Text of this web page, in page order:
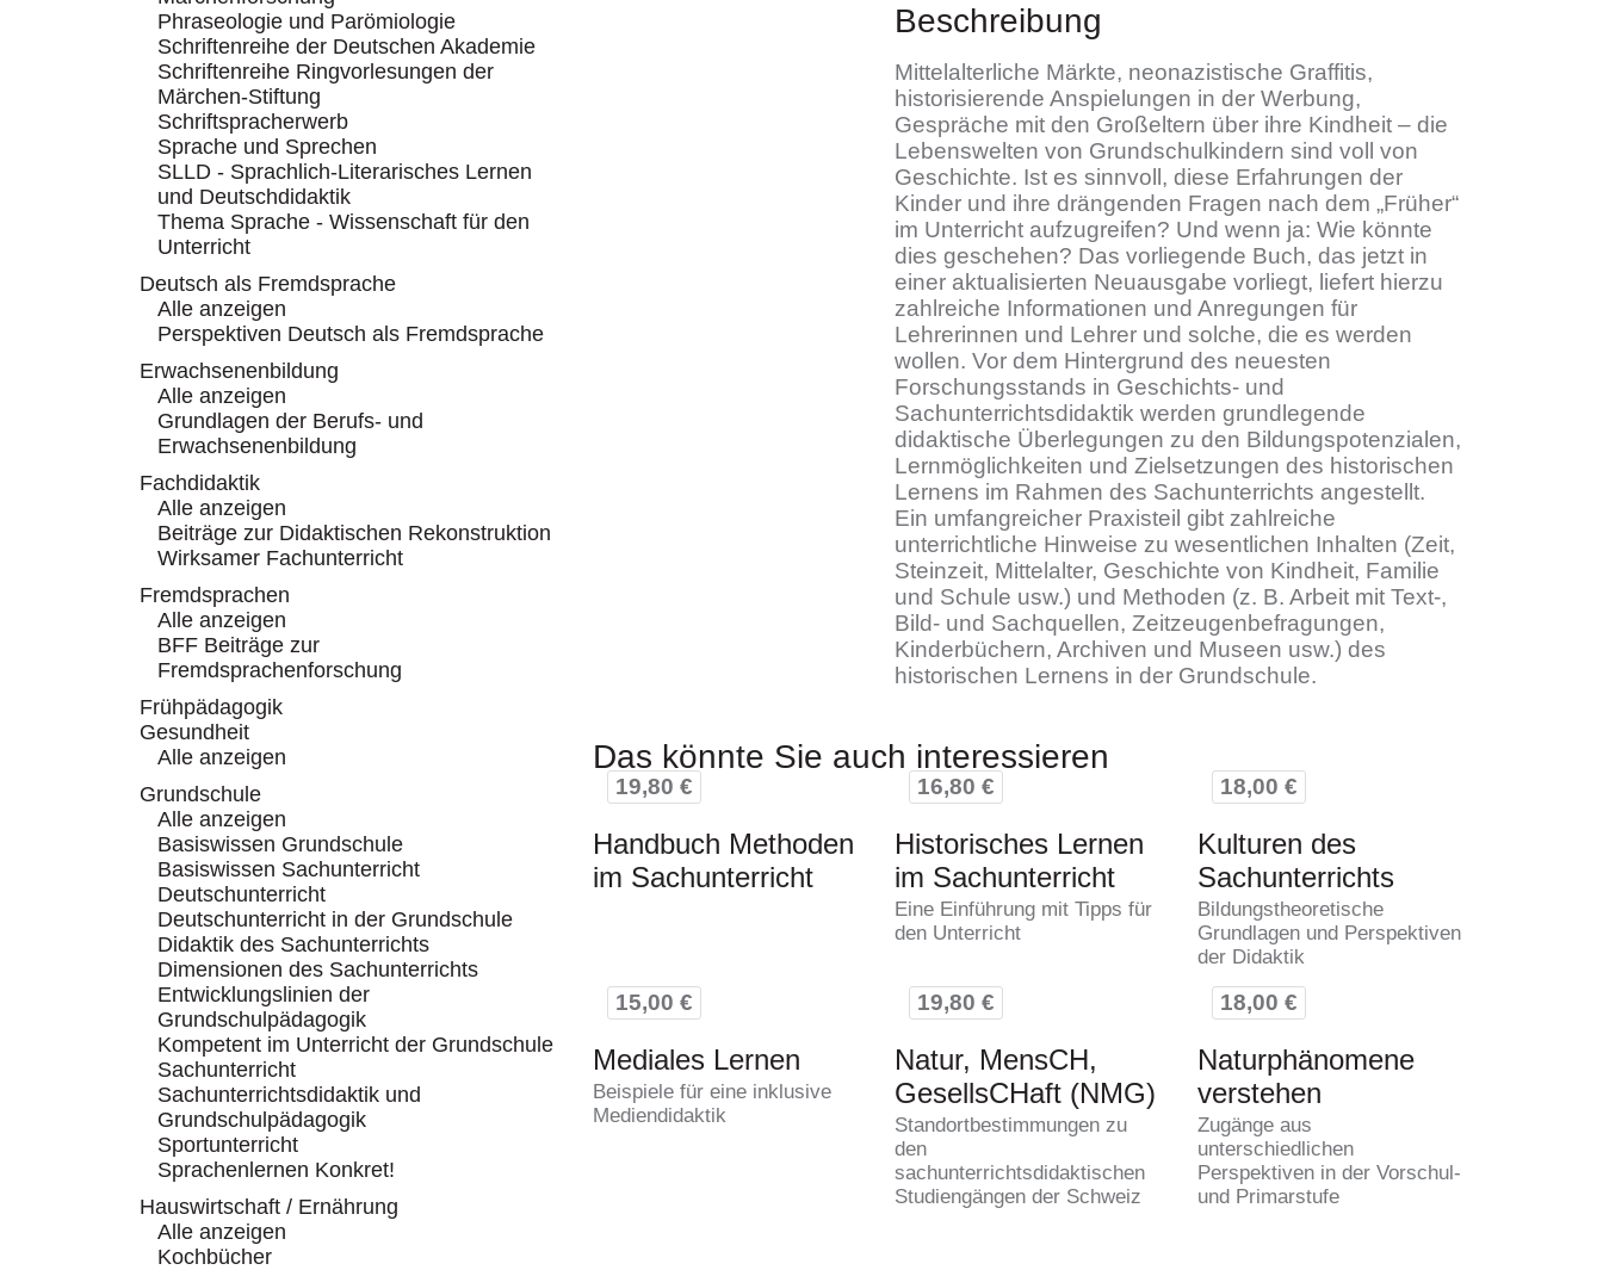
Beschreibung
Mittelalterliche Märkte, neonazistische Graffitis,
historisierende Anspielungen in der Werbung,
Gespräche mit den Großeltern über ihre Kindheit – die
Lebenswelten von Grundschulkindern sind voll von
Geschichte. Ist es sinnvoll, diese Erfahrungen der
Kinder und ihre drängenden Fragen nach dem „Früher“
im Unterricht aufzugreifen? Und wenn ja: Wie könnte
dies geschehen? Das vorliegende Buch, das jetzt in
einer aktualisierten Neuausgabe vorliegt, liefert hierzu
zahlreiche Informationen und Anregungen für
Lehrerinnen und Lehrer und solche, die es werden
wollen. Vor dem Hintergrund des neuesten
Forschungsstands in Geschichts- und
Sachunterrichtsdidaktik werden grundlegende
didaktische Überlegungen zu den Bildungspotenzialen,
Lernmöglichkeiten und Zielsetzungen des historischen
Lernens im Rahmen des Sachunterrichts angestellt.
Ein umfangreicher Praxisteil gibt zahlreiche
unterrichtliche Hinweise zu wesentlichen Inhalten (Zeit,
Steinzeit, Mittelalter, Geschichte von Kindheit, Familie
und Schule usw.) und Methoden (z. B. Arbeit mit Text-,
Bild- und Sachquellen, Zeitzeugenbefragungen,
Kinderbüchern, Archiven und Museen usw.) des
historischen Lernens in der Grundschule.
Das könnte Sie auch interessieren
19,80 €
Handbuch Methoden
im Sachunterricht
16,80 €
Historisches Lernen
im Sachunterricht
Eine Einführung mit Tipps für
den Unterricht
18,00 €
Kulturen des
Sachunterrichts
Bildungstheoretische
Grundlagen und Perspektiven
der Didaktik
15,00 €
Mediales Lernen
Beispiele für eine inklusive
Mediendidaktik
19,80 €
Natur, MensCH,
GesellsCHaft (NMG)
Standortbestimmungen zu
den
sachunterrichtsdidaktischen
Studiengängen der Schweiz
18,00 €
Naturphänomene
verstehen
Zugänge aus
unterschiedlichen
Perspektiven in der Vorschul-
und Primarstufe
Phraseologie und Parömiologie
Schriftenreihe der Deutschen Akademie
Schriftenreihe Ringvorlesungen der
Märchen-Stiftung
Schriftspracherwerb
Sprache und Sprechen
SLLD - Sprachlich-Literarisches Lernen
und Deutschdidaktik
Thema Sprache - Wissenschaft für den
Unterricht
Deutsch als Fremdsprache
Alle anzeigen
Perspektiven Deutsch als Fremdsprache
Erwachsenenbildung
Alle anzeigen
Grundlagen der Berufs- und
Erwachsenenbildung
Fachdidaktik
Alle anzeigen
Beiträge zur Didaktischen Rekonstruktion
Wirksamer Fachunterricht
Fremdsprachen
Alle anzeigen
BFF Beiträge zur
Fremdsprachenforschung
Frühpädagogik
Gesundheit
Alle anzeigen
Grundschule
Alle anzeigen
Basiswissen Grundschule
Basiswissen Sachunterricht
Deutschunterricht
Deutschunterricht in der Grundschule
Didaktik des Sachunterrichts
Dimensionen des Sachunterrichts
Entwicklungslinien der
Grundschulpädagogik
Kompetent im Unterricht der Grundschule
Sachunterricht
Sachunterrichtsdidaktik und
Grundschulpädagogik
Sportunterricht
Sprachenlernen Konkret!
Hauswirtschaft / Ernährung
Alle anzeigen
Kochbücher